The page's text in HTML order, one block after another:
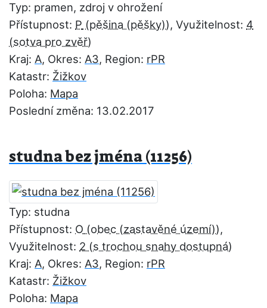
Typ: pramen, zdroj v ohrožení
Přístupnost: P , Využitelnost: 4
Kraj: A, Okres: A3, Region: rPR
Katastr: Žižkov
Poloha: Mapa
Poslední změna: 13.02.2017
studna bez jména (11256)
Typ: studna
Přístupnost: O
,
Využitelnost: 2
Kraj: A, Okres: A3, Region: rPR
Katastr: Žižkov
Poloha: Mapa